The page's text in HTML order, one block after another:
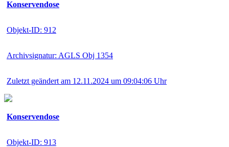
Konservendose
Objekt-ID: 912
Archivsignatur: AGLS Obj 1354
Zuletzt geändert am 12.11.2024 um 09:04:06 Uhr
Konservendose
Objekt-ID: 913